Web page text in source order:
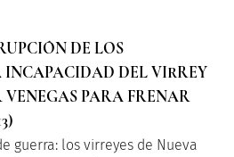
DE LOS
INCAPACIDAD DEL VIRREY
VENEGAS PARA FRENAR
guerra: los virreyes de Nueva